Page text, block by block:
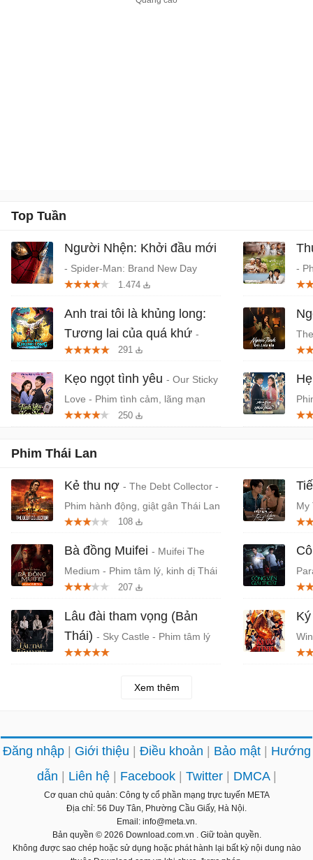
chính thức trên Netflix,
Top Tuần
Người Nhện: Khởi đầu mới
- Spider-Man: Brand New Day
(2026) chiếu rạp
1.474
Anh trai tôi là khủng long:
Tương lai của quá khứ -
Phim anime hành động, thần thoại
Việt chiếu rạp
291
Kẹo ngọt tình yêu - Our Sticky
Love - Phim tình cảm, lãng mạn
Hàn Quốc
250
-
-
Phim Thái Lan
Kẻ thu nợ - The Debt Collector -
Phim hành động, giật gân Thái Lan
108
Bà đồng Muifei - Muifei The
Medium - Phim tâm lý, kinh dị Thái
Lan
207
Lâu đài tham vọng (Bản
Thái) - Sky Castle - Phim tâm lý
chủ đề học đường Thái Lan
My
Lan
Xem thêm
Đăng nhập Giới thiệu Điều khoản Bảo mật
Hướng
dẫn
Liên hệ Facebook Twitter DMCA
Cơ quan chủ quản: Công ty cổ phần mạng trực tuyến META
Địa chỉ: 56 Duy Tân, Phường Cầu Giấy, Hà Nội.
Email: info@meta.vn.
Bản quyền © 2026 Download.com.vn
. Giữ toàn quyền.
Không được sao chép hoặc sử dụng hoặc phát hành lại bất kỳ nội dung nào